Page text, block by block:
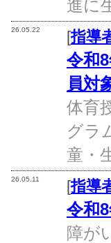
進に
26.05.22 [指導
令和
員対
体育
グラ
童・
26.05.11 [指導
令和
障が